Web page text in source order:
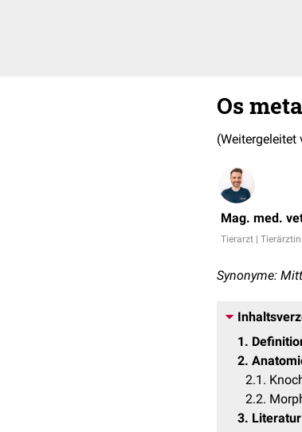
Os
(Weitergeleitet
Mag. med.
Tierarzt | Tierärztin
Synonyme:
1
2
2.1
2.2
3 Literatur